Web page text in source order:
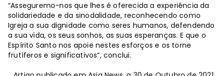
“Asseguremo-nos que lhes é oferecida a experiência da
solidariedade e da sinodalidade, reconhecendo como
Igreja a sua dignidade como seres humanos, defendendo
a sua vida, os seus sonhos, as suas esperanças. E que o
Espírito Santo nos apoie nestes esforços e os torne
frutíferos e significativos”, conclui.